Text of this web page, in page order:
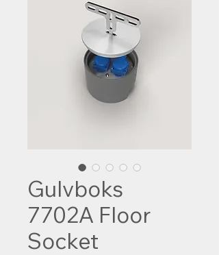
Gulvboks
7702A Floor
Socket